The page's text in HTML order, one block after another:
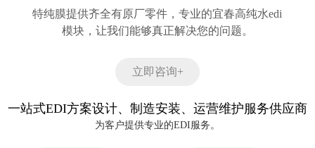
特纯膜提供齐全有原厂零件，专业的宜春高纯水edi
模块，让我们能够真正解决您的问题。
立即咨询+
一站式EDI方案设计、制造安装、运营维护服务供应商
为客户提供专业的EDI服务。